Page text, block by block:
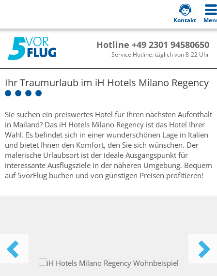
Hotline +49 2301 94580650
Service Hotline: täglich von 8-22 Uhr
Kontakt
Ihr Traumurlaub im iH Hotels Milano Regency
Sie suchen ein preiswertes Hotel für Ihren nächsten Aufenthalt
in Mailand? Das iH Hotels Milano Regency ist das Hotel Ihrer
Wahl. Es befindet sich in einer wunderschönen Lage in Italien
und bietet Ihnen den Komfort, den Sie sich wünschen. Der
malerische Urlaubsort ist der ideale Ausgangspunkt für
interessante Ausflugsziele in der näheren Umgebung. Bequem
auf 5vorFlug buchen und von günstigen Preisen profitieren!